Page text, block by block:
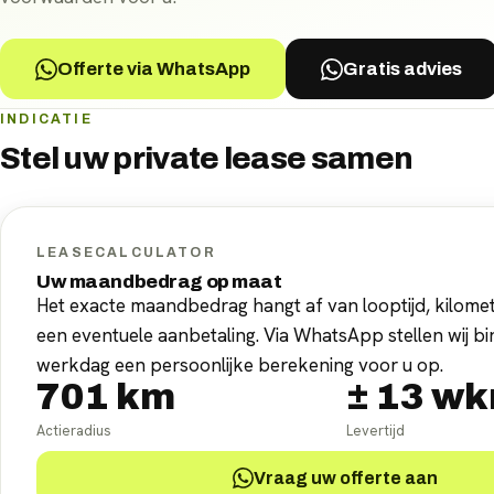
Offerte via WhatsApp Gratis advies
INDICATIE
Stel uwprivate leasesamen
LEASECALCULATOR
Uw maandbedrag op maat
Het exacte maandbedrag hangt af van looptijd,
een eventuele aanbetaling. Via WhatsApp stellen wij
werkdag een persoonlijke berekening voor u op.
701 km
Actieradius
± 13
Levertijd
Vraag uw offerte aan